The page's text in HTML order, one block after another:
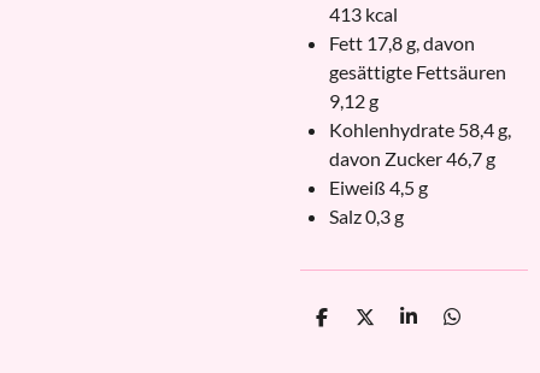
413 kcal
Fett 17,8 g, davon
gesättigte Fettsäuren
9,12 g
Kohlenhydrate 58,4 g,
davon Zucker 46,7 g
Eiweiß 4,5 g
Salz 0,3 g
T
T
T
T